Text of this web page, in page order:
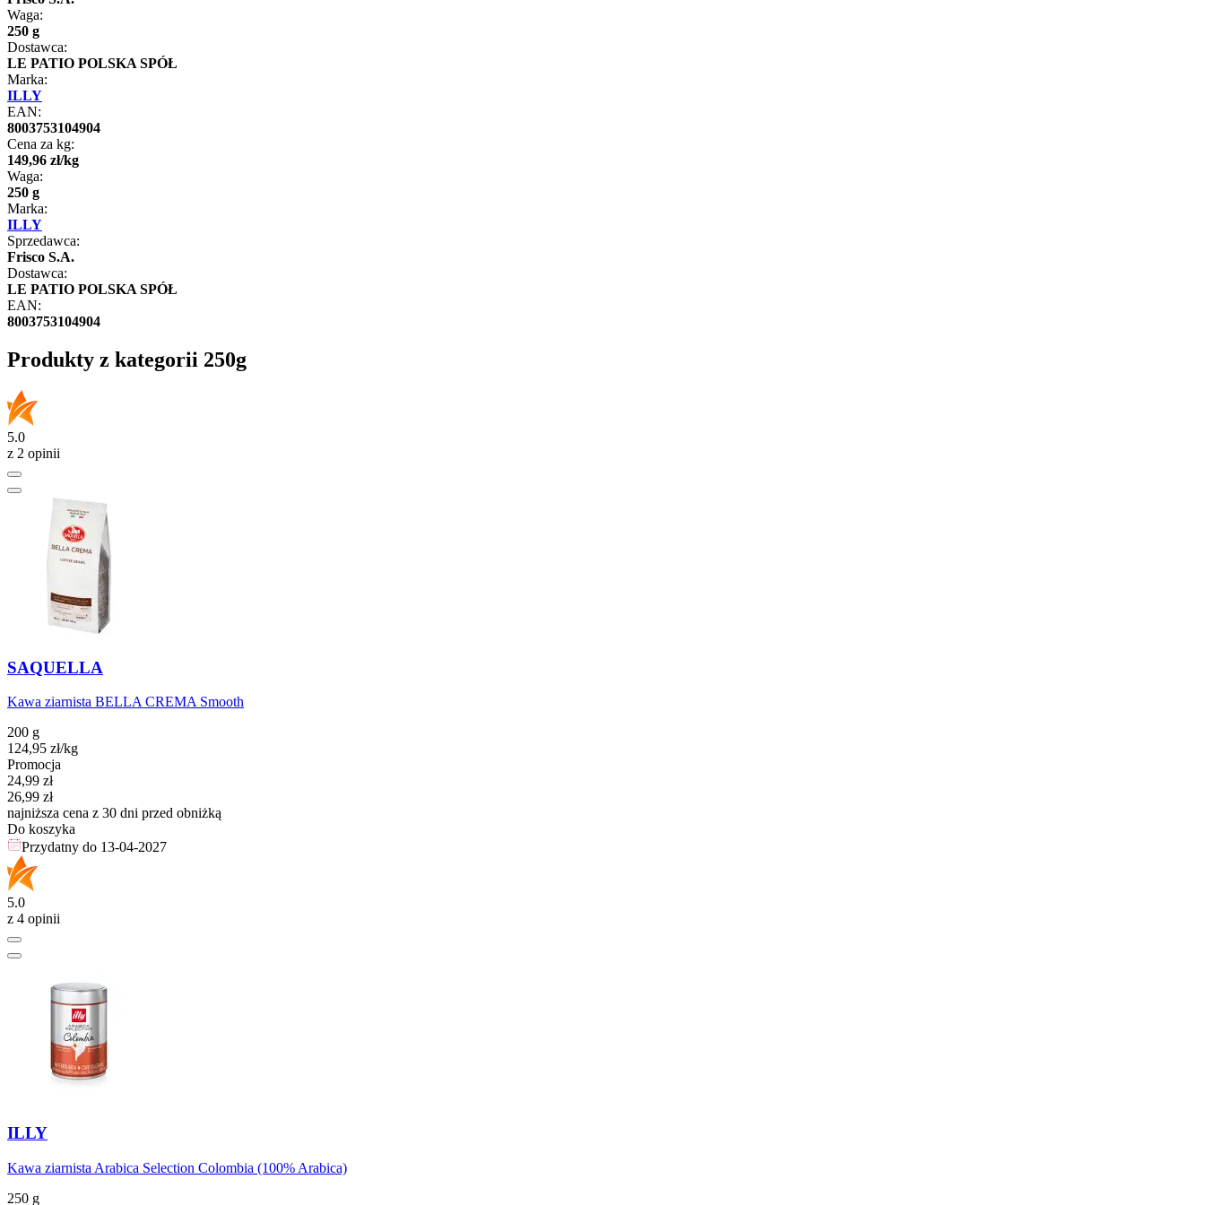
Waga:
250 g
Dostawca:
LE PATIO POLSKA SPÓŁ
Marka:
ILLY
EAN:
8003753104904
Cena za kg:
149,96 zł/kg
Waga:
250 g
Marka:
ILLY
Sprzedawca:
Frisco S.A.
Dostawca:
LE PATIO POLSKA SPÓŁ
EAN:
8003753104904
Produkty z kategorii 250g
5.0
z 2 opinii
SAQUELLA
Kawa ziarnista BELLA CREMA Smooth
200 g
124,95 zł/kg
Promocja
Cena promocyjna
24,99 zł
26,99 zł
najniższa cena z 30 dni przed obniżką
Do koszyka
Przydatny do 13-04-2027
5.0
z 4 opinii
ILLY
Kawa ziarnista Arabica Selection Colombia (100% Arabica)
250 g